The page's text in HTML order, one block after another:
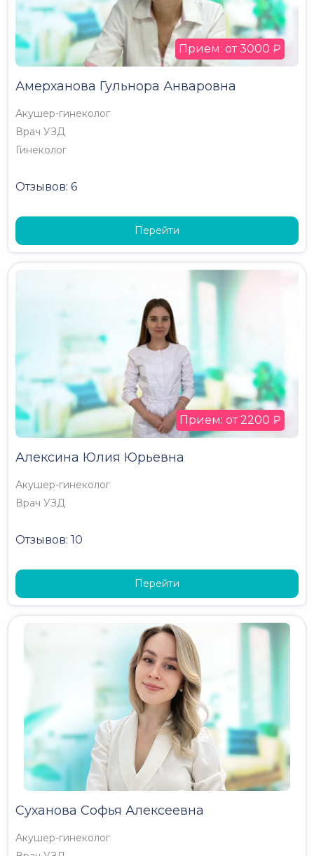
Амерханова Гульнора Анваровна
Акушер-гинеколог
Врач УЗД
Гинеколог
Отзывов: 6
Прием: от 3000 ₽
Перейти
Алексина Юлия Юрьевна
Акушер-гинеколог
Врач УЗД
Отзывов: 10
Прием: от 2200 ₽
Перейти
Суханова Софья Алексеевна
Акушер-гинеколог